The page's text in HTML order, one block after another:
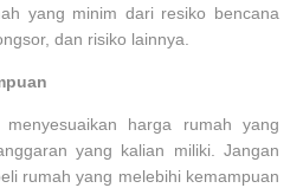
yang minim dari resiko bencana
dan risiko lainnya.
harga rumah yang
yang kalian miliki. Jangan
rumah yang melebihi kemampuan